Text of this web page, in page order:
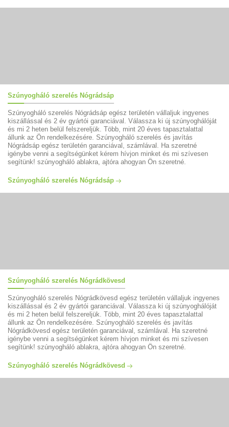
Szúnyogháló szerelés Nógrádsáp
Szúnyogháló szerelés Nógrádsáp egész területén vállaljuk ingyenes
kiszállással és 2 év gyártói garanciával. Válassza ki új szúnyoghálóját
és mi 2 heten belül felszereljük. Több, mint 20 éves tapasztalattal
állunk az Ön rendelkezésére. Szúnyogháló szerelés és javítás
Nógrádsáp egész területén garanciával, számlával. Ha szeretné
igénybe venni a segítségünket kérem hívjon minket és mi szívesen
segítünk! szúnyogháló ablakra, ajtóra ahogyan Ön szeretné.
Szúnyogháló szerelés Nógrádsáp
Szúnyogháló szerelés Nógrádkövesd
Szúnyogháló szerelés Nógrádkövesd egész területén vállaljuk ingyenes
kiszállással és 2 év gyártói garanciával. Válassza ki új szúnyoghálóját
és mi 2 heten belül felszereljük. Több, mint 20 éves tapasztalattal
állunk az Ön rendelkezésére. Szúnyogháló szerelés és javítás
Nógrádkövesd egész területén garanciával, számlával. Ha szeretné
igénybe venni a segítségünket kérem hívjon minket és mi szívesen
segítünk! szúnyogháló ablakra, ajtóra ahogyan Ön szeretné.
Szúnyogháló szerelés Nógrádkövesd